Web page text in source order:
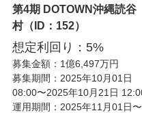
第4期 DOTOWN沖縄読谷
村（ID：152）
想定利回り：5%
募集金額：1億6,497万円
募集期間：2025年10月01日
08:00〜2025年10月21日
運用期間：2025年11月01日〜